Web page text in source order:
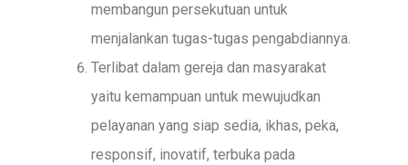
membangun persekutuan untuk
menjalankan tugas-tugas pengabdiannya.
Terlibat dalam gereja dan masyarakat
yaitu kemampuan untuk mewujudkan
pelayanan yang siap sedia, ikhas, peka,
responsif, inovatif, terbuka pada